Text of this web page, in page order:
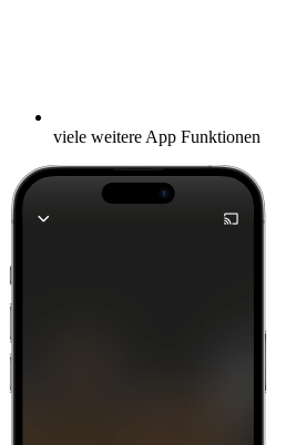
viele weitere App Funktionen